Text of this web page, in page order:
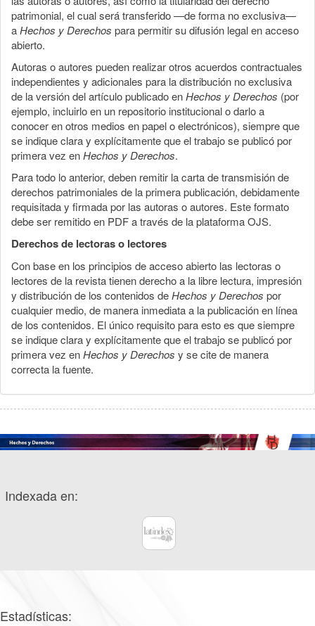
patrimonial, el cual será transferido —de forma no exclusiva—
aHechos y Derechos para permitir su difusión legal en acceso
abierto.
Autoras o autores pueden realizar otros acuerdos contractuales
independientes y adicionales para la distribución no exclusiva
de la versión del artículo publicado enHechos y Derechos (por
ejemplo, incluirlo en un repositorio institucional o darlo a
conocer en otros medios en papel o electrónicos), siempre que
se indique clara y explícitamente que el trabajo se publicó por
primera vez enHechos y Derechos.
Para todo lo anterior, deben remitir la carta de transmisión de
derechos patrimoniales de la primera publicación, debidamente
requisitada y firmada por las autoras o autores. Este formato
debe ser remitido en PDF a través de la plataforma OJS.
Derechos de lectoras o lectores
Con base en los principios de acceso abierto las lectoras o
lectores de la revista tienen derecho a la libre lectura, impresión
y distribución de los contenidos deHechos y Derechos por
cualquier medio, de manera inmediata a la publicación en línea
de los contenidos. El único requisito para esto es que siempre
se indique clara y explícitamente que el trabajo se publicó por
primera vez enHechos y Derechos y se cite de manera
correcta la fuente.
Indexada en:
Estadísticas: